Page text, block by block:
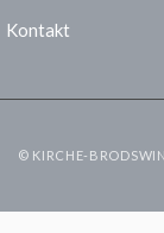
Kontakt
© KIRCHE-